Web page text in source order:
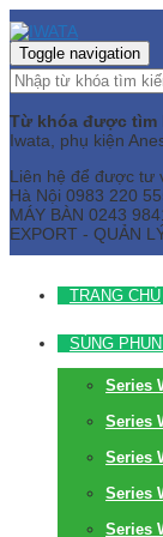
Toggle navigation
Từ khóa được tìm
Iwata, phụ kiện
Liên hệ để được tư
Hà Nội 0983 220
MÁY BÀN 0243
EXPORT - QUẢN
TRANG CHỦ
SÚNG
Series
Series
Series
Series
Series